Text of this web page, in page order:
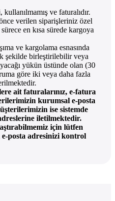
ve faturalıdır.
verilen siparişleriniz özel
en kısa sürede kargoya
ve kargolama esnasında
şekilde birleştirilebilir veya
yükün üstünde olan (30
göre iki veya daha fazla
ait faturalarınız, e-fatura
kurumsal e-posta
ise sistemde
iletilmektedir.
için lütfen
e-posta adresinizi kontrol